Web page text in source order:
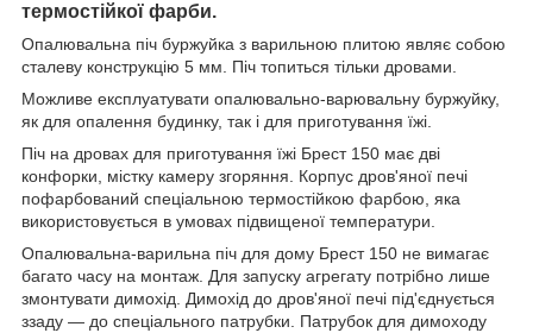
термостійкої фарби.
Опалювальна піч буржуйка з варильною плитою являє собою
сталеву конструкцію 5 мм. Піч топиться тільки дровами.
Можливе експлуатувати опалювально-варювальну буржуйку,
як для опалення будинку, так і для приготування їжі.
Піч на дровах для приготування їжі Брест 150 має дві
конфорки, містку камеру згоряння. Корпус дров'яної печі
пофарбований спеціальною термостійкою фарбою, яка
використовується в умовах підвищеної температури.
Опалювальна-варильна піч для дому Брест 150 не вимагає
багато часу на монтаж. Для запуску агрегату потрібно лише
змонтувати димохід. Димохід до дров'яної печі під'єднується
ззаду — до спеціального патрубки. Патрубок для димоходу